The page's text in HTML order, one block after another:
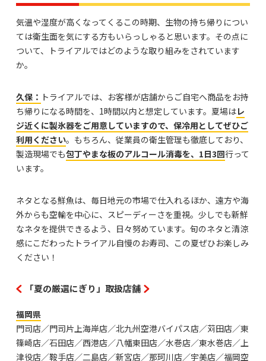
――気温や湿度が高くなってくるこの時期、生物の持ち帰りについ
ては衛生面を気にする方もいらっしゃると思います。その点に
ついて、トライアルではどのような取り組みをされています
か。
久保： トライアルでは、お客様が店舗からご自宅へ商品をお持
ち帰りになる時間を、1時間以内と想定しています。夏場はレ
ジ近くに製氷器をご用意していますので、保冷用としてぜひご
利用ください。もちろん、従業員の衛生管理も徹底しており、
製造現場でも包丁やまな板のアルコール消毒を、 1日3回行って
います。
ネタとなる鮮魚は、毎日地元の市場で仕入れるほか、遠方や海
外からも空輸を中心に、スピーディーさを重視。少しでも新鮮
なネタを提供できるよう、日々努めています。旬のネタと清涼
感にこだわったトライアル自慢のお寿司、この夏ぜひお楽しみ
ください！
「夏の厳選にぎり」取扱店舗
福岡県
門司店／門司片上海岸店／北九州空港バイパス店／苅田店／東
篠崎店／石田店／西港店／八幡東田店／水巻店／東水巻店／上
津役店／鞍手店／二島店／新宮店／那珂川店／宇美店／福岡空